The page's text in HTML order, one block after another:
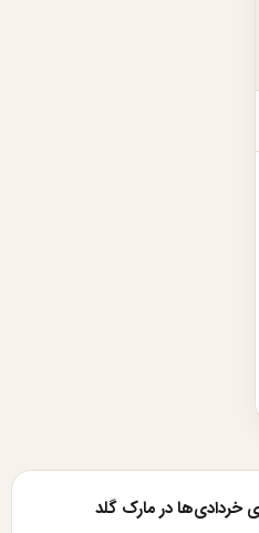
خردادی‌ها در مارک گلد